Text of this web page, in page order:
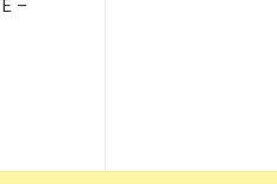
–